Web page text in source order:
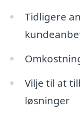
Tidligere
Vilje til at
løsninger